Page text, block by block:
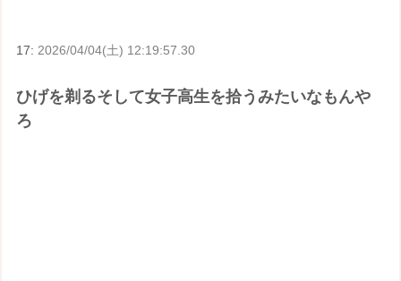
17:2026/04/04(土) 12:19:57.30
ひげを剃るそして女子高生を拾うみたいなもんや
ろ